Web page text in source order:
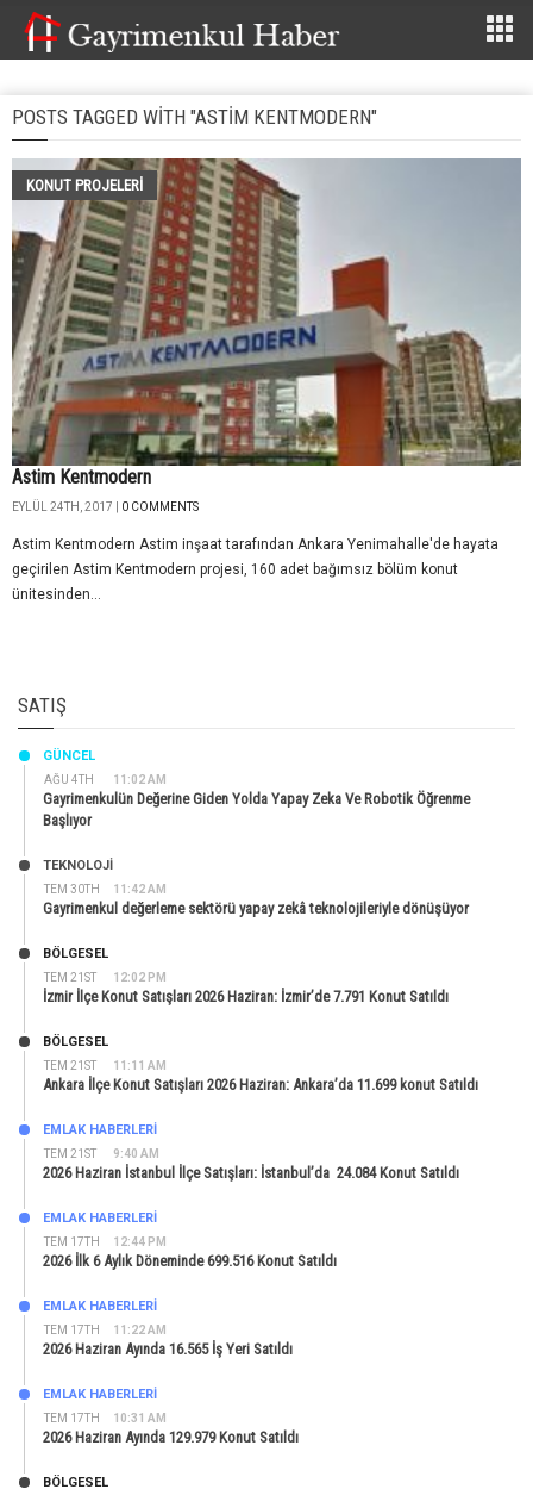
POSTS TAGGED WITH "ASTIM KENTMODERN"
KONUT PROJELERI
Astim Kentmodern
EYLÜL 24TH, 2017 | 0 COMMENTS
Astim Kentmodern Astim inşaat tarafından Ankara Yenimahalle'de hayata
geçirilen Astim Kentmodern projesi, 160 adet bağımsız bölüm konut
ünitesinden...
SATIŞ
AĞU 4TH 11:02 AM
GÜNCEL
Gayrimenkulün Değerine Giden Yolda Yapay Zeka Ve Robotik Öğrenme
Başlıyor
TEM 30TH 11:42 AM
TEKNOLOJİ
Gayrimenkul değerleme sektörü yapay zekâ teknolojileriyle dönüşüyor
TEM 21ST 12:02 PM
BÖLGESEL
İzmir İlçe Konut Satışları 2026 Haziran: İzmir’de 7.791 Konut Satıldı
TEM 21ST 11:11 AM
BÖLGESEL
Ankara İlçe Konut Satışları 2026 Haziran: Ankara’da 11.699 konut Satıldı
TEM 21ST 9:40 AM
EMLAK HABERLERI
2026 Haziran İstanbul İlçe Satışları: İstanbul’da 24.084 Konut Satıldı
TEM 17TH 12:44 PM
EMLAK HABERLERI
2026 İlk 6 Aylık Döneminde 699.516 Konut Satıldı
TEM 17TH 11:22 AM
EMLAK HABERLERI
2026 Haziran Ayında 16.565 İş Yeri Satıldı
TEM 17TH 10:31 AM
EMLAK HABERLERI
2026 Haziran Ayında 129.979 Konut Satıldı
BÖLGESEL